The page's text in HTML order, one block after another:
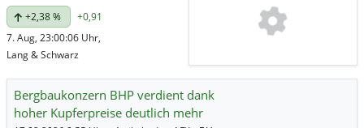
+2,38 %
+0,91
7. Aug, 23:00:06 Uhr,
Lang & Schwarz
Bergbaukonzern BHP verdient dank
hoher Kupferpreise deutlich mehr